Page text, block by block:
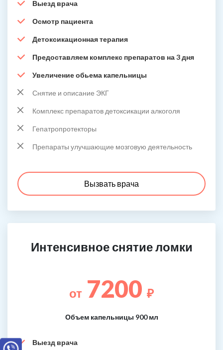
Выезд врача
Осмотр пациента
Детоксикационная терапия
Предоставляем комплекс препаратов на 3 дня
Увеличение обьема капельницы
Снятие и описание ЭКГ
Комплекс препаратов детоксикации алкоголя
Гепатропротекторы
Препараты улучшающие мозговую деятельность
Вызвать врача
Интенсивное снятие ломки
от 7200 ₽
Объем капельницы 900 мл
Выезд врача